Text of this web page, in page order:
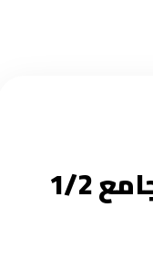
ردُّ تحية الصديقين الشنقيطي وعبد العزيز جامع 1/2